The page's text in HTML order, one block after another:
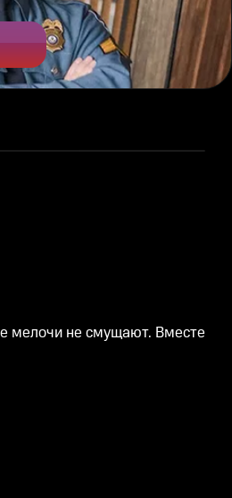
мелочи не смущают. Вместе